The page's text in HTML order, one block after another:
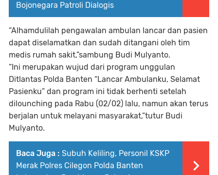
Bojonegara Patroli Dialogis
“Alhamdulilah pengawalan ambulan lancar dan pasien
dapat diselamatkan dan sudah ditangani oleh tim
medis rumah sakit,”sambung Budi Mulyanto.
“Ini merupakan wujud dari program unggulan
Ditlantas Polda Banten “Lancar Ambulanku, Selamat
Pasienku” dan program ini tidak berhenti setelah
dilounching pada Rabu (02/02) lalu, namun akan terus
berjalan untuk melayani masyarakat,”tutur Budi
Mulyanto.
Baca Juga : Subuh Keliling, Personil KSKP
Merak Polres Cilegon Polda Banten